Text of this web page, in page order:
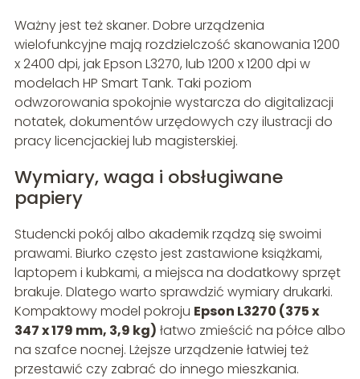
Ważny jest też skaner. Dobre urządzenia
wielofunkcyjne mają rozdzielczość skanowania 1200
x 2400 dpi, jak Epson L3270, lub 1200 x 1200 dpi w
modelach HP Smart Tank. Taki poziom
odwzorowania spokojnie wystarcza do digitalizacji
notatek, dokumentów urzędowych czy ilustracji do
pracy licencjackiej lub magisterskiej.
Wymiary, waga i obsługiwane
papiery
Studencki pokój albo akademik rządzą się swoimi
prawami. Biurko często jest zastawione książkami,
laptopem i kubkami, a miejsca na dodatkowy sprzęt
brakuje. Dlatego warto sprawdzić wymiary drukarki.
Kompaktowy model pokroju Epson L3270 (375 x
347 x 179 mm, 3,9 kg) łatwo zmieścić na półce albo
na szafce nocnej. Lżejsze urządzenie łatwiej też
przestawić czy zabrać do innego mieszkania.